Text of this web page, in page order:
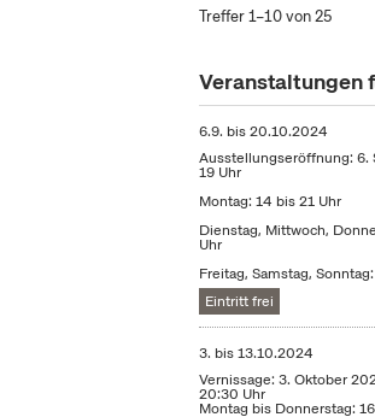
Treffer 1–10 von 25
Veranstaltungen
6.9. bis20.10.2024
Ausstellungseröffnung: 6.
19 Uhr
Montag: 14 bis 21 Uhr
Dienstag, Mittwoch,
Uhr
Freitag, Samstag,
Eintritt frei
3. bis13.10.2024
Vernissage: 3. Oktober
20:30 Uhr
Montag bis Donnerstag: